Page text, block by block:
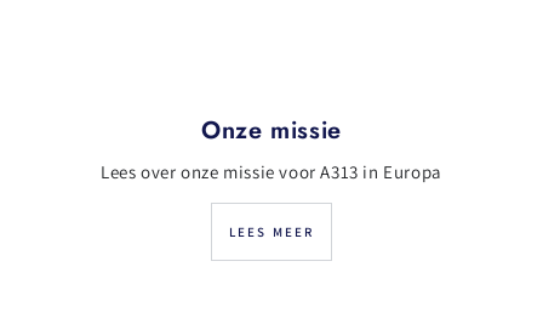
Onze missie
Lees over onze missie voor A313 in Europa
LEES MEER